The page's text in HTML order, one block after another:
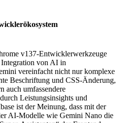
v137-Entwicklerwerkzeuge
von AI in
vereinfacht nicht nur komplexe
Beschriftung und CSS-Änderung,
auch umfassendere
Leistungsinsights und
ist der Meinung, dass mit der
AI-Modelle wie Gemini Nano die